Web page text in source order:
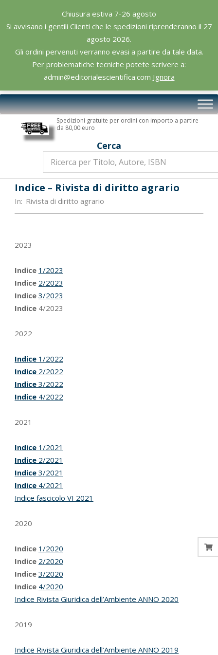
Chiusura estiva 7-26 agosto
Si avvisano i gentili Clienti che le spedizioni riprenderanno il 27
agosto 2026.
Gli ordini pervenuti verranno evasi a partire da tale data.
Per problematiche tecniche potete scrivere a:
admin@editorialescientifica.com Ignora
content
Editoriale
Scientifica
Primary
Navigation
Spedizioni gratuite per ordini con importo a partire
da 80,00 euro
Cerca
Indice – Rivista di diritto agrario
In: Rivista di diritto agrario
2023
Indice 1/2023
Indice 2/2023
Indice 3/2023
Indice 4/2023
2022
Indice 1/2022
Indice 2/2022
Indice 3/2022
Indice 4/2022
2021
Indice 1/2021
Indice 2/2021
Indice 3/2021
Indice 4/2021
Indice fascicolo VI 2021
2020
Indice 1/2020
Indice 2/2020
Indice 3/2020
Indice 4/2020
Indice Rivista Giuridica dell’Ambiente ANNO 2020
2019
Indice Rivista Giuridica dell’Ambiente ANNO 2019